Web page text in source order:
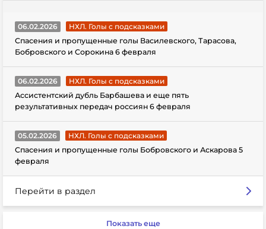
06.02.2026
НХЛ. Голы с подсказками
Спасения и пропущенные голы Василевского, Тарасова,
Бобровского и Сорокина 6 февраля
06.02.2026
НХЛ. Голы с подсказками
Ассистентский дубль Барбашева и еще пять
результативных передач россиян 6 февраля
05.02.2026
НХЛ. Голы с подсказками
Спасения и пропущенные голы Бобровского и Аскарова 5
февраля
Перейти в раздел
Показать еще